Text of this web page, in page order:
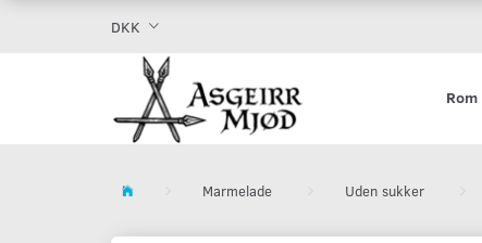
DKK
Rom
Marmelade Uden sukker